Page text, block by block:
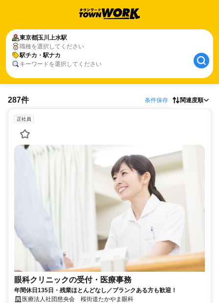
東京都玉川上水駅
職種を選択してください
駅チカ・駅ナカ
キーワードを選択してください
287件 条件保存 関連度順
正社員
眼科クリニックの受付・医療事務
年間休日135日・残業ほとんどなし／ブランクある方も歓迎！
医療法人社団慈央会 桜街道たかやま眼科